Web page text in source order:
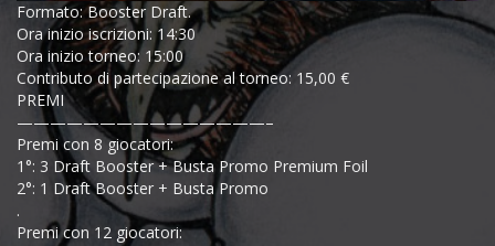
Formato: Booster Draft.
Ora inizio iscrizioni: 14:30
Ora inizio torneo: 15:00
Contributo di partecipazione al torneo: 15,00 €
PREMI
———————————————–
Premi con 8 giocatori:
1°: 3 Draft Booster + Busta Promo Premium Foil
2°: 1 Draft Booster + Busta Promo
.
Premi con 12 giocatori: